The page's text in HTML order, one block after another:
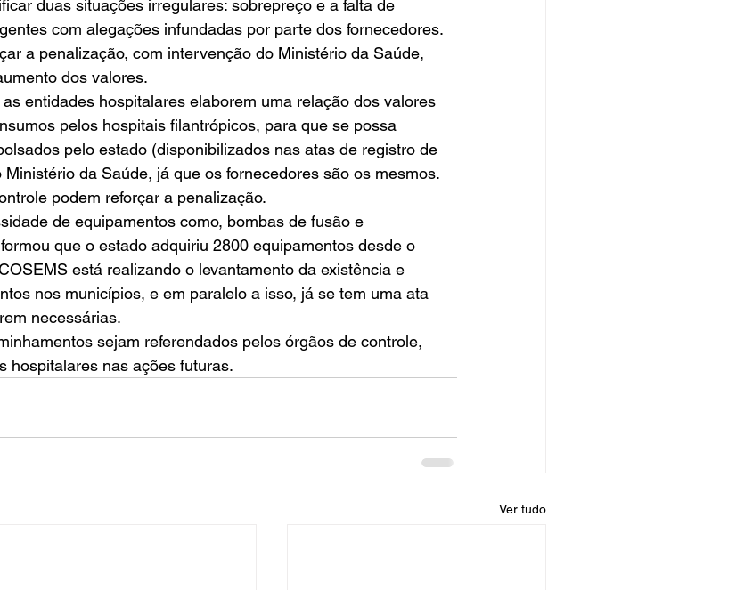
duas situações irregulares: sobrepreço e a falta de
com alegações infundadas por parte dos fornecedores.
a penalização, com intervenção do Ministério da Saúde,
dos valores.
entidades hospitalares elaborem uma relação dos valores
pelos hospitais filantrópicos, para que se possa
pelo estado (disponibilizados nas atas de registro de
da Saúde, já que os fornecedores são os mesmos.
podem reforçar a penalização.
de equipamentos como, bombas de fusão e
que o estado adquiriu 2800 equipamentos desde o
está realizando o levantamento da existência e
nos municípios, e em paralelo a isso, já se tem uma ata
necessárias.
sejam referendados pelos órgãos de controle,
hospitalares nas ações futuras.
Ver tudo